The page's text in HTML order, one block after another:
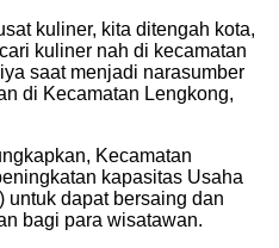
kuliner, kita ditengah kota,
kuliner nah di kecamatan
saat menjadi narasumber
di Kecamatan Lengkong,
Kecamatan
kapasitas Usaha
untuk dapat bersaing dan
bagi para wisatawan.